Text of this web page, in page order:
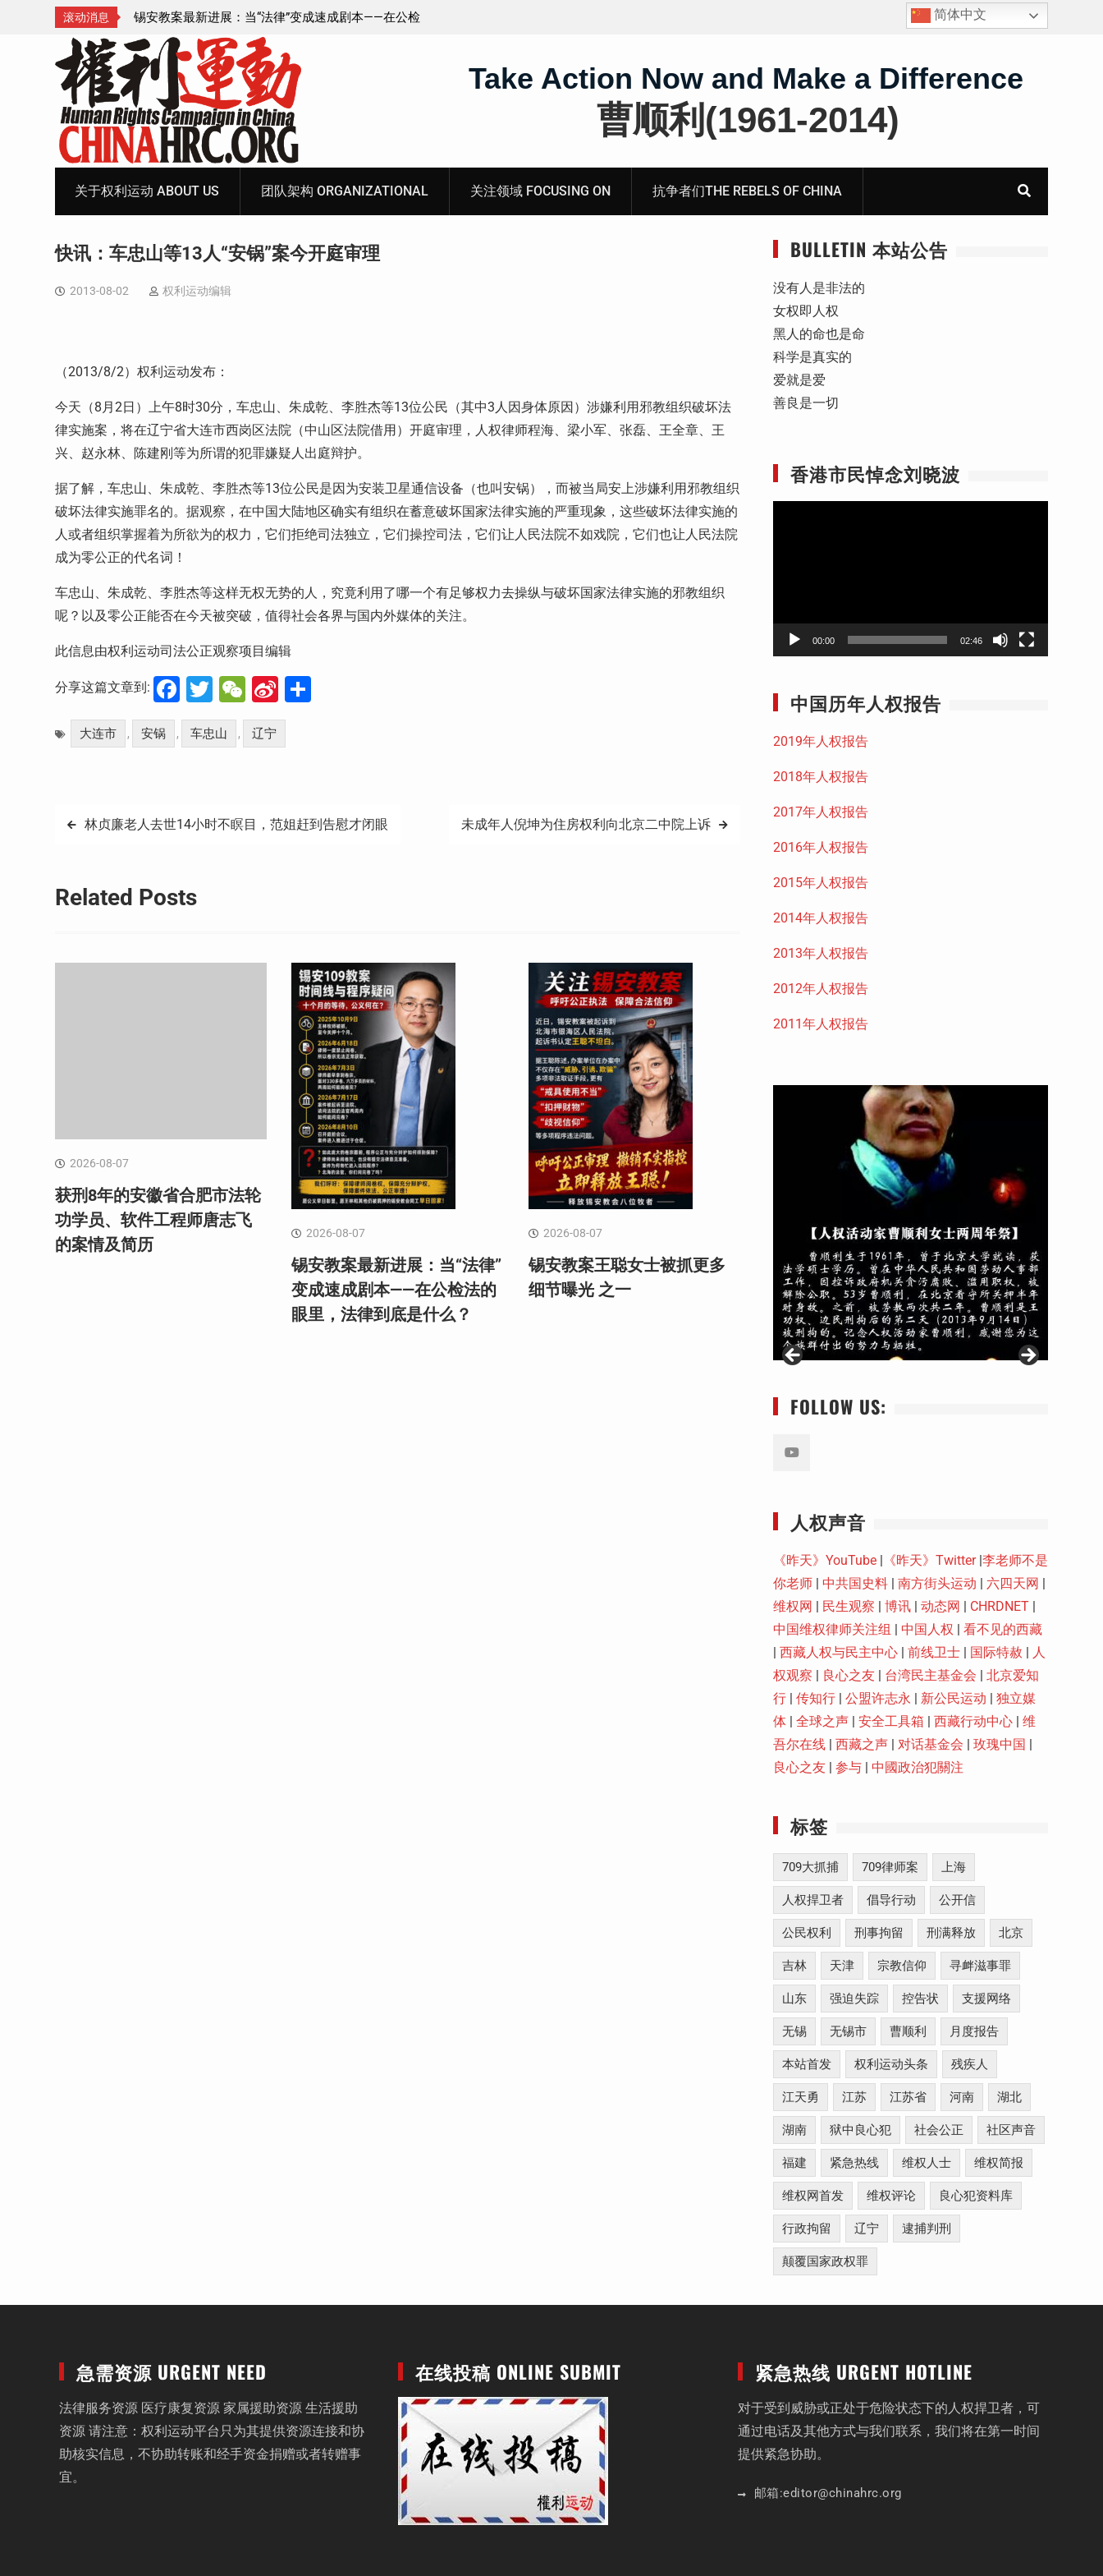
滚动消息
速成剧本——在公检 锡安教案王聪女士被抓更多细节曝光 之一
获刑8年的安徽省合肥市法轮功学员、软件工程师唐志
简体中文
Take Action Now and Make a Difference
曹顺利(1961-2014)
关于权利运动 ABOUT US 团队架构 ORGANIZATIONAL 关注领域 FOCUSING ON 抗争者们THE REBELS OF CHINA
快讯：车忠山等13人“安锅”案今开庭审理
2013-08-02 权利运动编辑
（2013/8/2）权利运动发布：
今天（8月 2日）上午8时30分，车忠山、朱成乾、李胜杰等13位公民（其中3人因身体原因）涉嫌利用邪教组织破坏法
律实施案，将在辽宁省大连市西岗区法院（中山区法院借用）开庭审理，人权律师程海、梁小军、张磊、王全章、王
兴、赵永林、陈建刚等为所谓的犯罪嫌疑人出庭辩护。
据了解，车忠山、朱成乾、李胜杰等13位公民是因为安装卫星通信设备（也叫安锅），而被当局安上涉嫌利用邪教组织
破坏法律实施罪名的。据观察，在中国大陆地区确实有组织在蓄意破坏国家法律实施的严重现象，这些破坏法律实施的
人或者组织掌握着为所欲为的权力，它们拒绝司法独立，它们操控司法，它们让人民法院不如戏院，它们也让人民法院
成为零公正的代名词！
车忠山、朱成乾、李胜杰等这样无权无势的人，究竟利用了哪一个有足够权力去操纵与破坏国家法律实施的邪教组织
呢？以及零公正能否在今天被突破，值得社会各界与国内外媒体的关注。
此信息由权利运动司法公正观察项目编辑
分享这篇文章到: Facebook
Twitter
WeChat
Sina
Weibo
大连市 , 安锅 , 车忠山 , 辽宁
文
导
林贞廉老人去世14小时不瞑目，范姐赶到告慰才闭眼 未成年人倪坤为住房权利向北京二中院上诉
Related Posts
2026-08-07
获刑8年的安徽省合肥市法轮
功学员、软件工程师唐志飞
的案情及简历
2026-08-07
锡安教案最新进展：当“法律”
变成速成剧本——在公检法的
眼里，法律到底是什么？
2026-08-07
锡安教案王聪女士被抓更多
细节曝光 之一
BULLETIN 本站公告
没有人是非法的
女权即人权
黑人的命也是命
科学是真实的
爱就是爱
善良是一切
香港市民悼念刘晓波
00:00 02:46
中国历年人权报告
2019年人权报告
2018年人权报告
2017年人权报告
2016年人权报告
2015年人权报告
2014年人权报告
2013年人权报告
2012年人权报告
2011年人权报告
FOLLOW US:
人权声音
《昨天》YouTube | 《昨天》Twitter|李老师不是
你老师 | 中共国史料 | 南方街头运动 | 六四天网 |
维权网 | 民生观察 | 博讯 | 动态网 | CHRDNET |
中国维权律师关注组 | 中国人权 | 看不见的西藏
| 西藏人权与民主中心 | 前线卫士 | 国际特赦 | 人
权观察 | 良心之友 | 台湾民主基金会 | 北京爱知
行 | 传知行 | 公盟许志永 | 新公民运动 | 独立媒
体 | 全球之声 | 安全工具箱 | 西藏行动中心 | 维
吾尔在线 | 西藏之声 | 对话基金会 | 玫瑰中国 |
良心之友 | 参与 | 中國政治犯關注
标签
709大抓捕 709律师案 上海
人权捍卫者 倡导行动 公开信
公民权利 刑事拘留 刑满释放 北京
吉林 天津 宗教信仰 寻衅滋事罪
山东 强迫失踪 控告状 支援网络
无锡 无锡市 曹顺利 月度报告
本站首发 权利运动头条 残疾人
江天勇 江苏 江苏省 河南 湖北
湖南 狱中良心犯 社会公正 社区声音
福建 紧急热线 维权人士 维权简报
维权网首发 维权评论 良心犯资料库
行政拘留 辽宁 逮捕判刑
颠覆国家政权罪
急需资源 URGENT NEED
法律服务资源 医疗康复资源 家属援助资源 生活援助
资源 请注意：权利运动平台只为其提供资源连接和协
助核实信息，不协助转账和经手资金捐赠或者转赠事
宜。
在线投稿 ONLINE SUBMIT 紧急热线 URGENT HOTLINE
对于受到威胁或正处于危险状态下的人权捍卫者，可
通过电话及其他方式与我们联系，我们将在第一时间
提供紧急协助。
邮箱:editor@chinahrc.org